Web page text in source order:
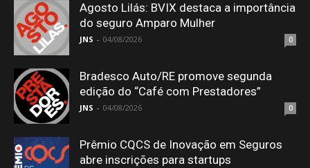
Agosto Lilás: BVIX destaca a importância
do seguro Amparo Mulher
JNS - 04/08/2026 0
Bradesco Auto/RE promove segunda
edição do “Café com Prestadores”
JNS - 04/08/2026 0
Prêmio CQCS de Inovação em Seguros
abre inscrições para startups